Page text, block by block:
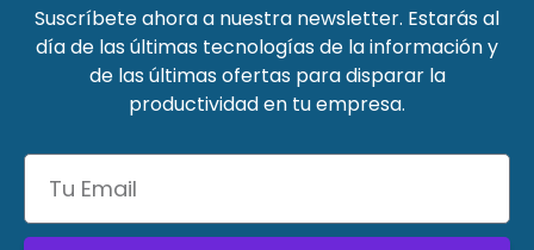
Suscríbete ahora a nuestra newsletter. Estarás al
día de las últimas tecnologías de la información y
de las últimas ofertas para disparar la
productividad en tu empresa.